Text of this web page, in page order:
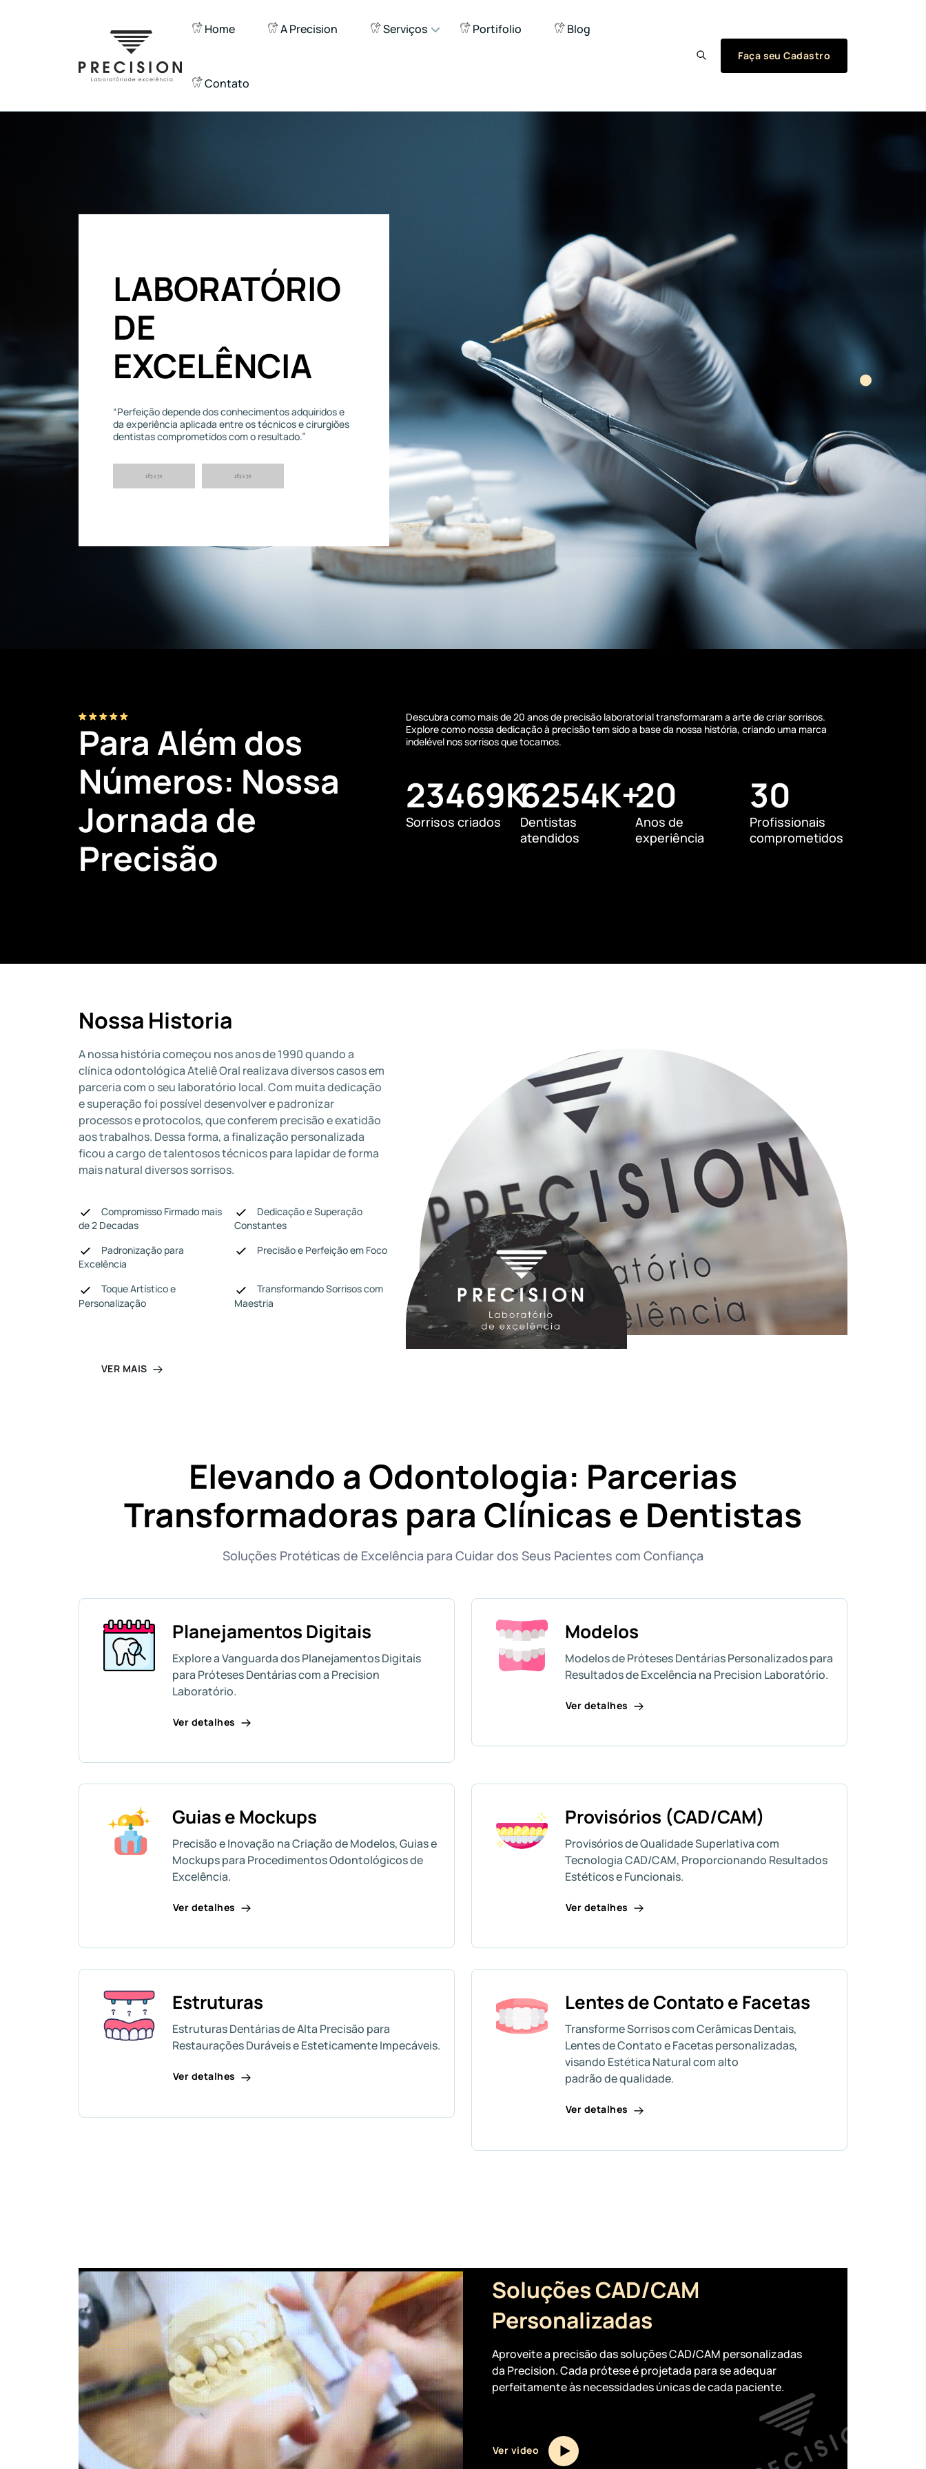
Home A Precision Serviços Portifolio Blog
Contato
Faça seu Cadastro
LABORATÓRIO
DE
EXCELÊNCIA
“Perfeição depende dos conhecimentos adquiridos e
da experiência aplicada entre os técnicos e cirurgiões
dentistas comprometidos com o resultado.”
Para Além dos
Números: Nossa
Jornada de
Precisão
Descubra como mais de 20 anos de precisão laboratorial transformaram a arte de criar sorrisos.
Explore como nossa dedicação à precisão tem sido a base da nossa história, criando uma marca
indelével nos sorrisos que tocamos.
23469K
Sorrisos criados
6254K+
Dentistas
atendidos
20
Anos de
experiência
30
Profissionais
comprometidos
Nossa Historia
A nossa história começou nos anos de 1990 quando a
clínica odontológica Ateliê Oral realizava diversos casos em
parceria com o seu laboratório local. Com muita dedicação
e superação foi possível desenvolver e padronizar
processos e protocolos, que conferem precisão e exatidão
aos trabalhos. Dessa forma, a finalização personalizada
ficou a cargo de talentosos técnicos para lapidar de forma
mais natural diversos sorrisos.
Compromisso Firmado mais
de 2 Decadas
Dedicação e Superação
Constantes
Padronização para
Excelência
Precisão e Perfeição em Foco
Toque Artístico e
Personalização
Transformando Sorrisos com
Maestria
VER MAIS
Elevando a Odontologia: Parcerias
Transformadoras para Clínicas e Dentistas
Soluções Protéticas de Excelência para Cuidar dos Seus Pacientes com Confiança
Planejamentos Digitais
Explore a Vanguarda dos Planejamentos Digitais
para Próteses Dentárias com a Precision
Laboratório.
Ver detalhes
Modelos
Modelos de Próteses Dentárias Personalizados para
Resultados de Excelência na Precision Laboratório.
Ver detalhes
Guias e Mockups
Precisão e Inovação na Criação de Modelos, Guias e
Mockups para Procedimentos Odontológicos de
Excelência.
Ver detalhes
Provisórios (CAD/CAM)
Provisórios de Qualidade Superlativa com
Tecnologia CAD/CAM, Proporcionando Resultados
Estéticos e Funcionais.
Ver detalhes
Estruturas
Estruturas Dentárias de Alta Precisão para
Restaurações Duráveis e Esteticamente Impecáveis.
Ver detalhes
Lentes de Contato e Facetas
Transforme Sorrisos com Cerâmicas Dentais,
Lentes de Contato e Facetas personalizadas,
visando Estética Natural com alto
padrão de qualidade.
Ver detalhes
Soluções CAD/CAM
Personalizadas
Aproveite a precisão das soluções CAD/CAM personalizadas
da Precision. Cada prótese é projetada para se adequar
perfeitamente às necessidades únicas de cada paciente.
Ver video